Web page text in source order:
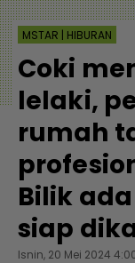
MSTAR | HIBURAN
Coki
lelaki,
rumah
Bilik
siap
Isnin, 20 Mei 2024